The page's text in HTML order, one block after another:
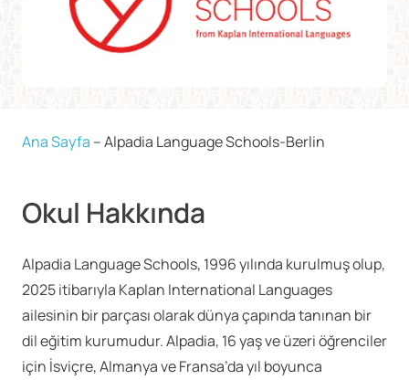
Ana Sayfa –Alpadia Language Schools-Berlin
Okul Hakkında
Alpadia Language Schools, 1996 yılında kurulmuş olup,
2025 itibarıyla Kaplan International Languages
ailesinin bir parçası olarak dünya çapında tanınan bir
dil eğitim kurumudur. Alpadia, 16 yaş ve üzeri öğrenciler
için İsviçre, Almanya ve Fransa’da yıl boyunca